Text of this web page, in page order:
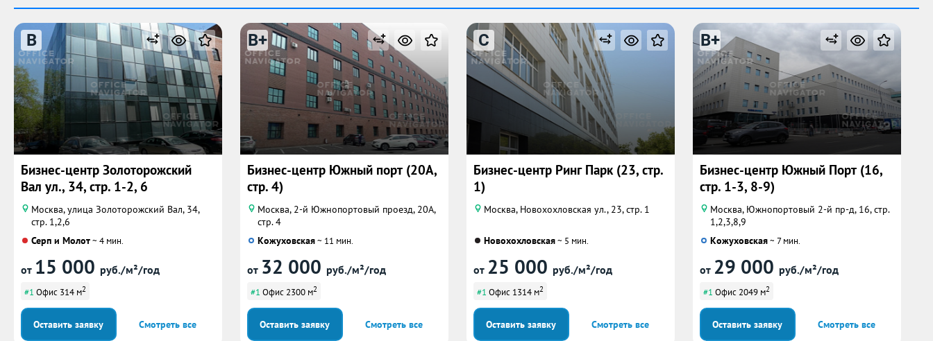
B
Бизнес-центр Золоторожский
Вал ул., 34, стр. 1-2, 6
Москва, улица Золоторожский Вал, 34,
стр. 1,2,6
Серп и Молот~ 4 мин.
от 15 000 руб./м²/год
#1 Офис 314 м2
Оставить заявку Смотреть все
B+
Бизнес-центр Южный порт (20А,
стр. 4)
Москва, 2-й Южнопортовый проезд, 20А,
стр. 4
Кожуховская~ 11 мин.
от 32 000 руб./м²/год
#1 Офис 2300 м2
Оставить заявку Смотреть все
C
Бизнес-центр Ринг Парк (23, стр.
1)
Москва, Новохохловская ул., 23, стр. 1
Новохохловская~ 5 мин.
от 25 000 руб./м²/год
#1 Офис 1314 м2
Оставить заявку Смотреть все
B+
Бизнес-центр Южный Порт (16,
стр. 1-3, 8-9)
Москва, Южнопортовый 2-й пр-д, 16, стр.
1,2,3,8,9
Кожуховская~ 7 мин.
от 29 000 руб./м²/год
#1 Офис 2049 м2
Оставить заявку Смотреть все